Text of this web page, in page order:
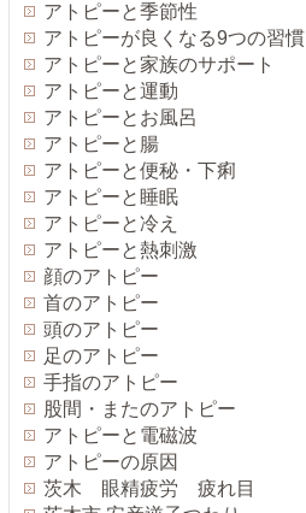
アトピーと季節性
アトピーが良くなる9つの習慣
アトピーと家族のサポート
アトピーと運動
アトピーとお風呂
アトピーと腸
アトピーと便秘・下痢
アトピーと睡眠
アトピーと冷え
アトピーと熱刺激
顔のアトピー
首のアトピー
頭のアトピー
足のアトピー
手指のアトピー
股間・またのアトピー
アトピーと電磁波
アトピーの原因
茨木 眼精疲労 疲れ目